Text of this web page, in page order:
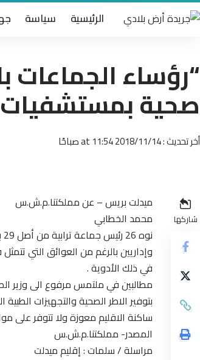
الرئيسية سياسة
“رؤساء الجماعات
صحية بمستشفيات
أخر تحديث : 2018/11/14 at 11:54 صباحًا
شاركها
ميدلت بريس – عن مملكتنا.م.ش.س
محمد الخطابي
وإداريين بالرغم من العوائق التي
في ذلك الأدوية .
مطالبين في ملتمس مرفوع الى وزير
بتوفير الاطر الصحية والتجهيزات
ساكنة الاقليم معوزة ولا تتوفر على
المصدر- مملكتنا.م.ش.س
مراسلة / سلمات : إقليم ميدلت